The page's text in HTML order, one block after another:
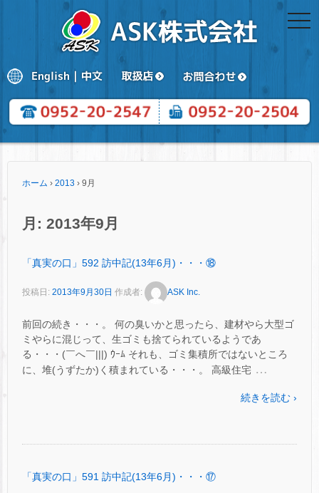
ホーム › 2013 › 9月
月: 2013年9月
「真実の口」592 訪中記(13年6月)・・・⑱
投稿日: 2013年9月30日 作成者: ASK Inc.
前回の続き・・・。 何の臭いかと思ったら、建材やら大型ゴ
ミやらに混じって、生ゴミも捨てられているようであ
る・・・(￣へ￣|||) ｳｰﾑ それも、ゴミ集積所ではないところ
に、堆(うずたか)く積まれている・・・。 高級住宅 …
続きを読む ›
「真実の口」591 訪中記(13年6月)・・・⑰